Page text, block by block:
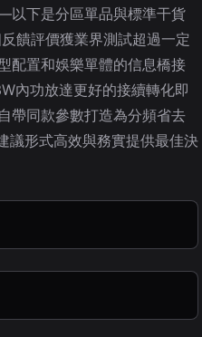
以下是分區單品與標準干貨
饋評價獲業界測試超過一定
配置和娛樂單體的信息橋接
內功放達更好的接續轉化即
帶同款參數打造為分頻省去
議形式高效與務實提供最佳決